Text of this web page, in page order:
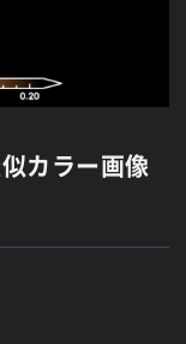
カラー画像